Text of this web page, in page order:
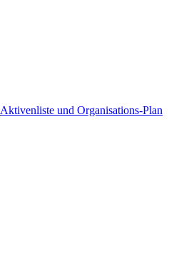
Aktivenliste und Organisations-Plan